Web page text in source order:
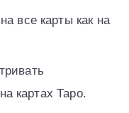
все карты как на
картах Таро.